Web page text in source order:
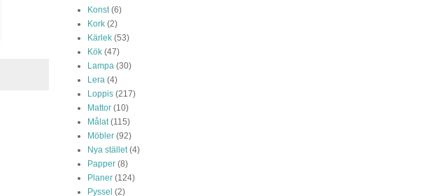
Konst (6)
Kork (2)
Kärlek (53)
Kök (47)
Lampa (30)
Lera (4)
Loppis (217)
Mattor (10)
Målat (115)
Möbler (92)
Nya stället (4)
Papper (8)
Planer (124)
Pyssel (2)